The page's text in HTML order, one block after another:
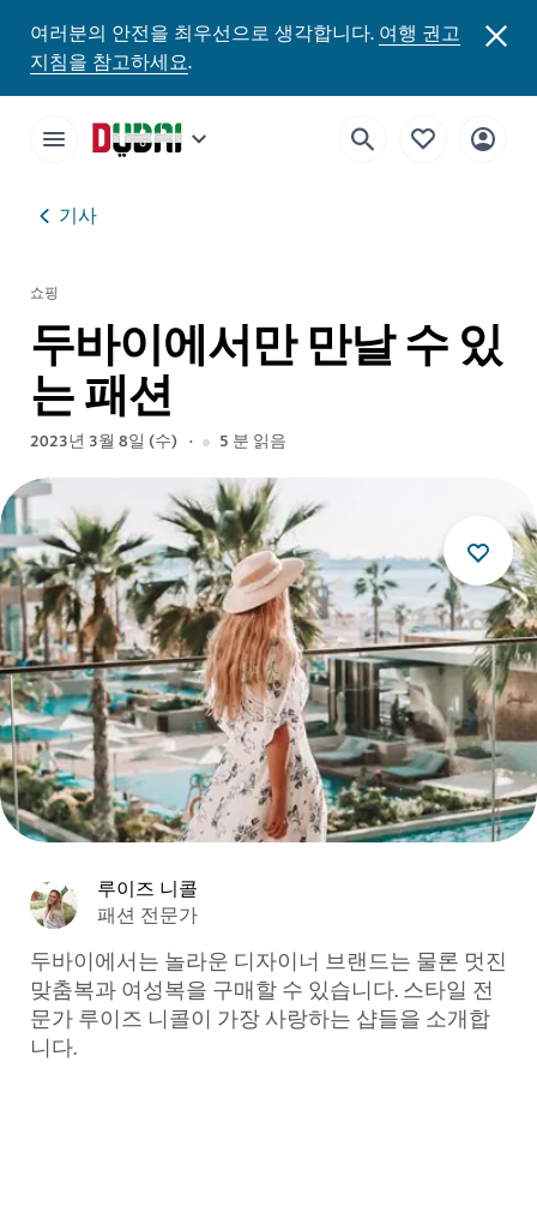
여러분의 안전을 최우선으로 생각합니다.여행 권고
지침을 참고하세요.
기사
쇼핑
두바이에서만 만날 수 있
는 패션
2023년 3월 8일 (수) 5 분 읽음
루이즈 니콜
패션 전문가
두바이에서는 놀라운 디자이너 브랜드는 물론 멋진
맞춤복과 여성복을 구매할 수 있습니다. 스타일 전
문가 루이즈 니콜이 가장 사랑하는 샵들을 소개합
니다.